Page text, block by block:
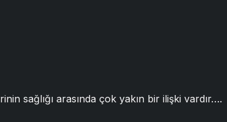
sağlığı arasında çok yakın bir ilişki vardır….